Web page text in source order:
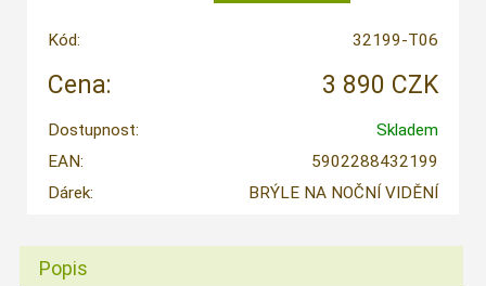
Kód: 32199-T06
Cena: 3 890 CZK
Dostupnost:
Skladem
EAN:
5902288432199
Dárek:
BRÝLE NA NOČNÍ VIDĚNÍ
Popis